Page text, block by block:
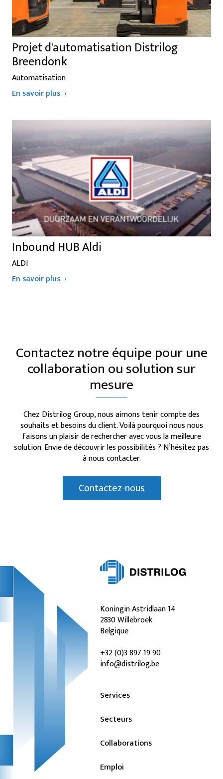
Projet d'automatisation Distrilog
Breendonk
Automatisation
En savoir plus
Inbound HUB Aldi
ALDI
En savoir plus
Contactez notre équipe pour une
collaboration ou solution sur
mesure
Chez Distrilog Group, nous aimons tenir compte des
souhaits et besoins du client. Voilà pourquoi nous nous
faisons un plaisir de rechercher avec vous la meilleure
solution. Envie de découvrir les possibilités ? N’hésitez pas
à nous contacter.
Contactez-nous
Koningin Astridlaan 14
2830 Willebroek
Belgique
+32 (0)3 897 19 90
info@distrilog.be
Services
Secteurs
Collaborations
Emploi